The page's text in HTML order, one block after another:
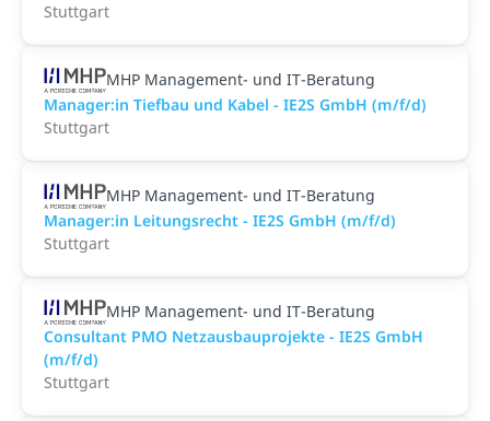
Stuttgart
MHP Management- und IT-Beratung
Manager:in Tiefbau und Kabel - IE2S GmbH (m/f/d)
Stuttgart
MHP Management- und IT-Beratung
Manager:in Leitungsrecht - IE2S GmbH (m/f/d)
Stuttgart
MHP Management- und IT-Beratung
Consultant PMO Netzausbauprojekte - IE2S GmbH
(m/f/d)
Stuttgart